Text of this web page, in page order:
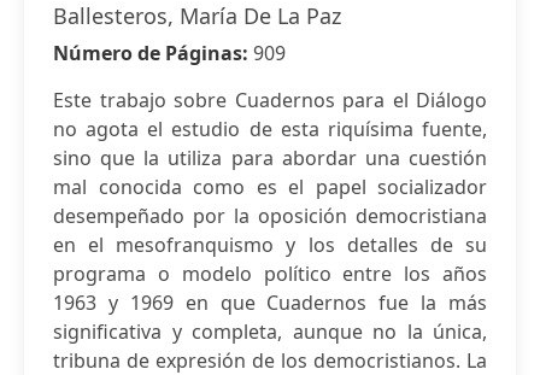
Ballesteros, María De La Paz
Número de Páginas: 909
Este trabajo sobre Cuadernos para el Diálogo
no agota el estudio de esta riquísima fuente,
sino que la utiliza para abordar una cuestión
mal conocida como es el papel socializador
desempeñado por la oposición democristiana
en el mesofranquismo y los detalles de su
programa o modelo político entre los años
1963 y 1969 en que Cuadernos fue la más
significativa y completa, aunque no la única,
tribuna de expresión de los democristianos. La